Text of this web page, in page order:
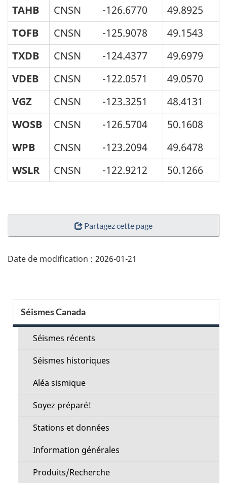
TAHB CNSN -126.6770
49.8925
TOFB
CNSN -125.9078
49.1543
TXDB
CNSN -124.4377
49.6979
VDEB
CNSN -122.0571
49.0570
VGZ
CNSN -123.3251
48.4131
WOSB
CNSN -126.5704
50.1608
WPB
CNSN -123.2094
49.6478
WSLR
CNSN -122.9212 50.1266
"Détails
page"
Partagez cette page
Date de modification : 2026-01-21
Menu
de
Séismes Canada
Séismes récents
Séismes historiques
Aléa sismique
Soyez préparé!
Stations et données
Information générales
Produits/Recherche